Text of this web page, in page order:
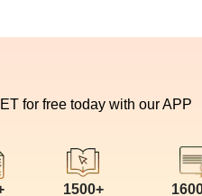
for free today with our APP
1500+